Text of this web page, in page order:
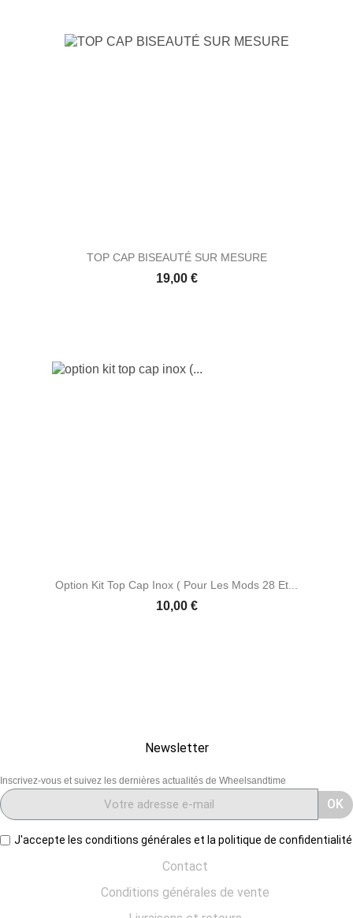
TOP CAP BISEAUTÉ SUR MESURE
Prix
19,00 €
Option Kit Top Cap Inox ( Pour Les Mods 28 Et...
Prix
10,00 €
Newsletter
Inscrivez-vous et suivez les dernières actualités de Wheelsandtime
OK
J'accepte les conditions générales et la politique de confidentialité
Contact
Conditions générales de vente